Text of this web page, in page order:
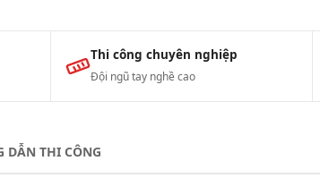
Thi công chuyên nghiệp
Đội ngũ tay nghề cao
DẪN THI CÔNG